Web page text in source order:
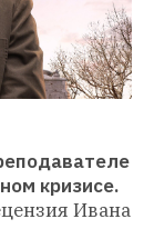
кризисе.
Ивана